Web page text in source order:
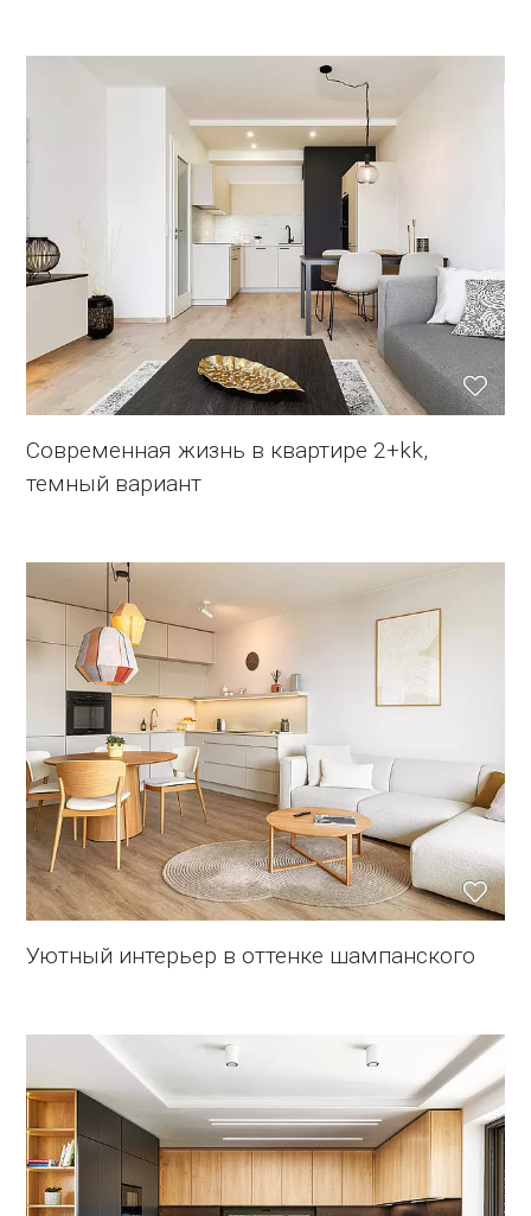
Современная жизнь в квартире 2+kk,
темный вариант
Уютный интерьер в оттенке шампанского